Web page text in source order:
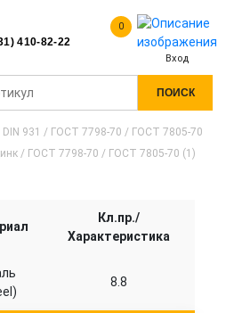
410-82-22
0
Вход
ПОИСК
DIN 931 / ГОСТ 7798-70 / ГОСТ 7805-70
/ ГОСТ 7798-70 / ГОСТ 7805-70 (1)
Кл.пр./
Характеристика
8.8